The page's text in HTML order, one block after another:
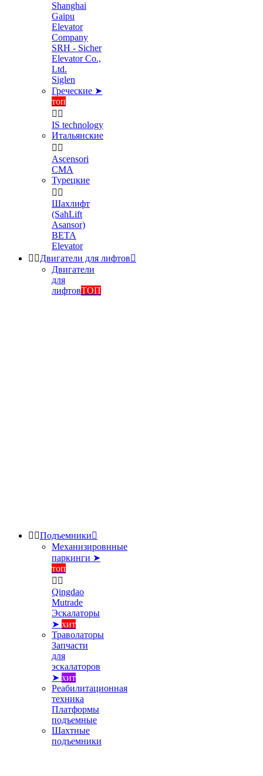
Shanghai
Gaipu
Elevator
Company
SRH - Sicher
Elevator Co.,
Ltd.
Siglen
Греческие ➤
топ
 
IS technology
Итальянские
 
Ascensori
CMA
Турецкие
 
Шахлифт
(SahLift
Asansor)
BETA
Elevator
 Двигатели для лифтов
Двигатели
для
лифтовТОП
 Подъемники
Механизировнные
паркинги ➤
топ
 
Qingdao
Mutrade
Эскалаторы
➤ хит
Траволаторы
Запчасти
для
эскалаторов
➤ хит
Реабилитационная
техника
Платформы
подъемные
Шахтные
подъемники